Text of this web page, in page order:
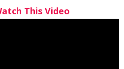
This Video